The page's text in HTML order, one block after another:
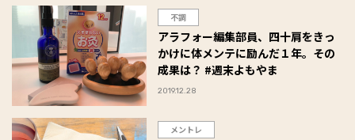
不調
アラフォー編集部員、四十肩をきっ
かけに体メンテに励んだ１年。その
成果は？ #週末よもやま
2019.12.28
メントレ